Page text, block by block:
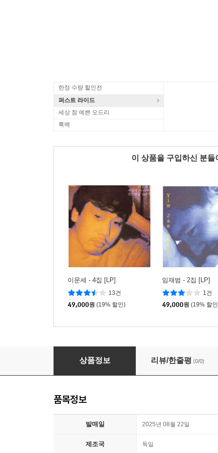
한정 수량 할인전
퍼스트 라이드
세상 참 예쁜 오드리
룩백
이 상품을 구입하신 분
이문세 - 4집 [LP]
13건
49,000원 (19% 할인)
임재범 - 2집 [LP]
1건
49,000원 (19% 할
Keith Jarrett (키스 재럿) - At The Deer
상품정보 리뷰/한줄평 (0/0)
품목정보
발매일 2025년 08월 22일
제조국 독일